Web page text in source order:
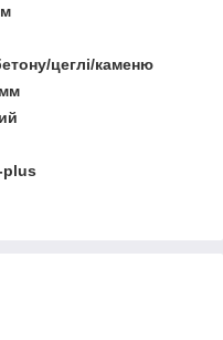
цеглі/каменю
plus